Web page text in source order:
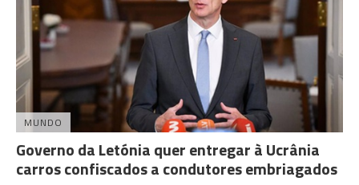
MUNDO
Governo da Letónia quer entregar à Ucrânia
carros confiscados a condutores embriagados